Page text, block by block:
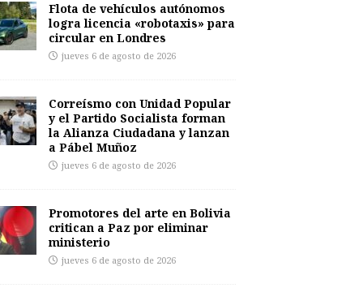
Flota de vehículos autónomos
logra licencia «robotaxis» para
circular en Londres
jueves 6 de agosto de 2026
Correísmo con Unidad Popular
y el Partido Socialista forman
la Alianza Ciudadana y lanzan
a Pábel Muñoz
jueves 6 de agosto de 2026
Promotores del arte en Bolivia
critican a Paz por eliminar
ministerio
jueves 6 de agosto de 2026